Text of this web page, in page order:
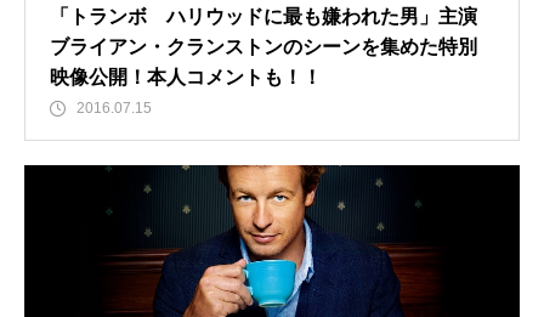
「トランボ ハリウッドに最も嫌われた男」主演
ブライアン・クランストンのシーンを集めた特別
映像公開！本人コメントも！！
2016.07.15